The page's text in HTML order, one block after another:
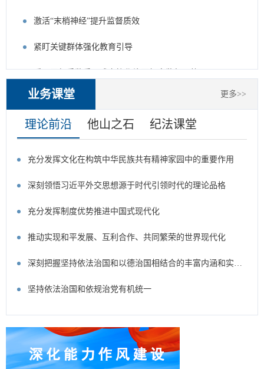
激活“末梢神经”提升监督质效
紧盯关键群体强化教育引导
业务课堂 更多>>
理论前沿 他山之石 纪法课堂
充分发挥文化在构筑中华民族共有精神家园中的重要作用
深刻领悟习近平外交思想源于时代引领时代的理论品格
充分发挥制度优势推进中国式现代化
推动实现和平发展、互利合作、共同繁荣的世界现代化
深刻把握坚持依法治国和以德治国相结合的丰富内涵和实践要求
坚持依法治国和依规治党有机统一